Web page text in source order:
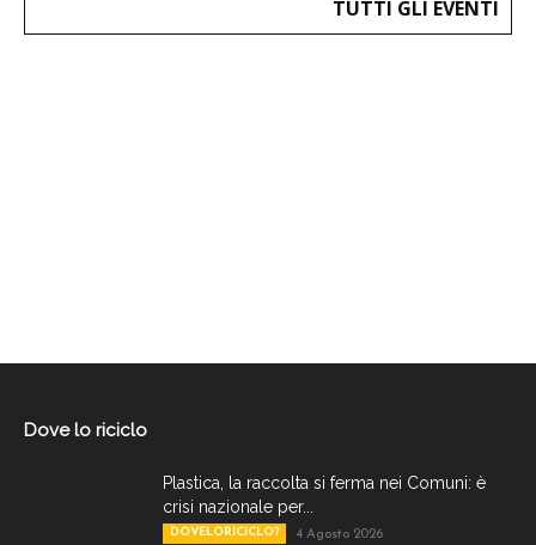
TUTTI GLI EVENTI
Dove lo riciclo
Plastica, la raccolta si ferma nei Comuni: è
crisi nazionale per...
DOVELORICICLO? 4 Agosto 2026